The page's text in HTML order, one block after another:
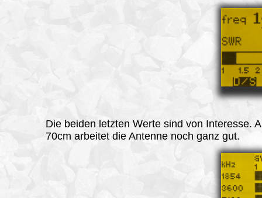
Die beiden letzten Werte sind von Interesse.
70cm arbeitet die Antenne noch ganz gut.